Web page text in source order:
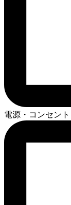
電源・コンセント